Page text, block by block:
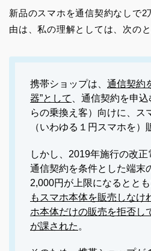
新品のスマホを通信契約なしで2
由は、私の理解としては、次のと
携帯ショップは、 通信契約
器”として
、通信契約を申
らの乗換え客）向けに、ス
（いわゆる１円スマホを）
しかし、2019年施行の改正
通信契約を条件とした端末
2,000円が上限になるととも
もスマホ本体を販売しなけ
ホ本体だけの販売を拒否し
が課された 。